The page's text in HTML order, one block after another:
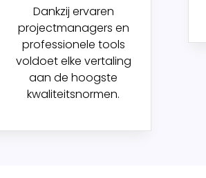
Dankzij ervaren
projectmanagers en
professionele tools
voldoet elke vertaling
aan de hoogste
kwaliteitsnormen.